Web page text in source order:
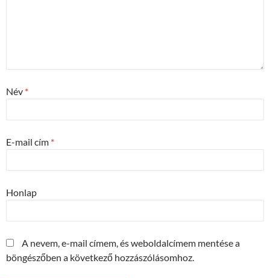
Név *
E-mail cím *
Honlap
A nevem, e-mail címem, és weboldalcímem mentése a
böngészőben a következő hozzászólásomhoz.